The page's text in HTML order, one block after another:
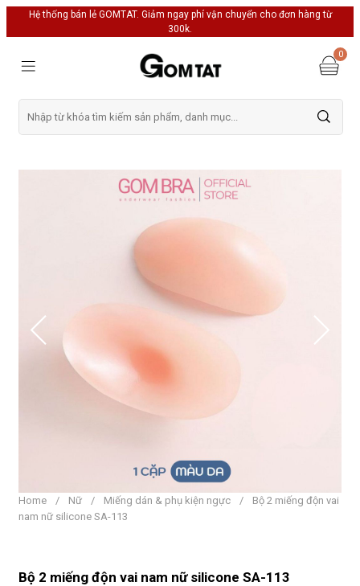
Hệ thống bán lẻ GOMTAT. Giảm ngay phí vận chuyển cho đơn hàng từ
300k.
0
Home / Nữ / Miếng dán & phụ kiện ngực /
Bộ 2 miếng độn vai
nam nữ silicone SA-113
Bộ 2 miếng độn vai nam nữ silicone SA-113